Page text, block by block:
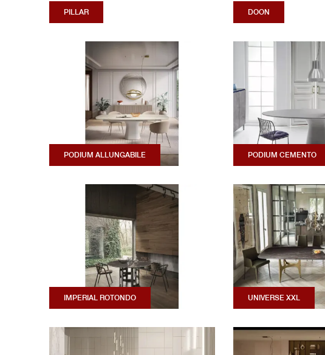
PILLAR DOON
PODIUM ALLUNGABILE PODIUM CEMENTO
IMPERIAL ROTONDO UNIVERSE XXL